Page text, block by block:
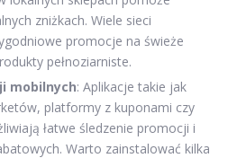
zniżkach. Wiele sieci
promocje na świeże
pełnoziarniste.
mobilnych: Aplikacje takie jak
platformy z kuponami czy
łatwe śledzenie promocji i
Warto zainstalować kilka